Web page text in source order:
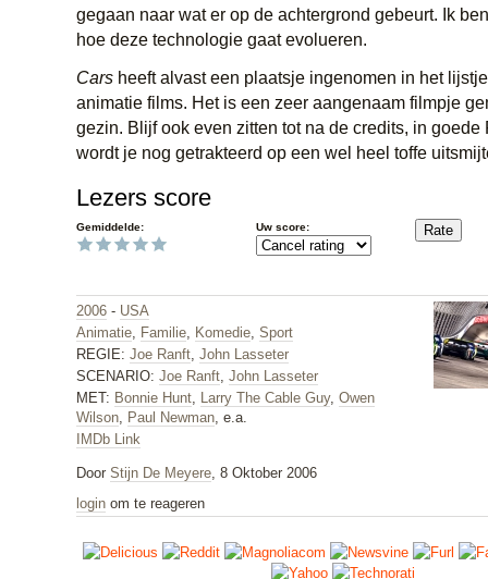
gegaan naar wat er op de achtergrond gebeurt. Ik
hoe deze technologie gaat evolueren.
Cars heeft alvast een plaatsje ingenomen in het
animatie films. Het is een zeer aangenaam filmpje
gezin. Blijf ook even zitten tot na de credits, in goede
wordt je nog getrakteerd op een wel heel toffe
Lezers score
Gemiddelde: Uw score:
2006 - USA
Animatie, Familie, Komedie, Sport
REGIE: Joe Ranft, John Lasseter
SCENARIO: Joe Ranft, John Lasseter
MET: Bonnie Hunt, Larry The Cable Guy, Owen
Wilson, Paul Newman, e.a.
IMDb Link
Door Stijn De Meyere , 8 Oktober 2006
login om te reageren